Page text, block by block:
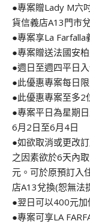
●專案贈Lady M六
貨信義店A13門市
●專案享La
●專案贈送法國安
●週日至週四平日
●此優惠專案每日
●此優惠專案至多2
●專案平日為星期
6月2日至6月4日
●如欲取消或更改
之因素欲於6天內
元。可於原預訂入
店A13兌換(恕無法
●翌日可以400元
●專案可享LA